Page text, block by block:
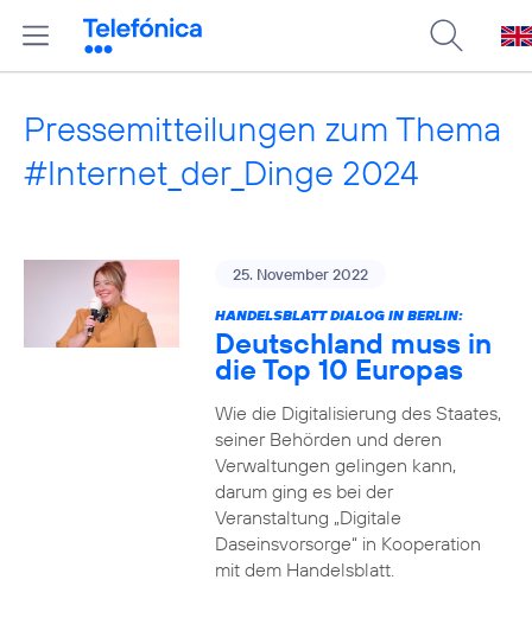
Pressemitteilungen zum Thema
#Internet_der_Dinge 2024
25. November 2022
HANDELSBLATT DIALOG IN BERLIN:
Deutschland muss in
die Top 10 Europas
Wie die Digitalisierung des Staates,
seiner Behörden und deren
Verwaltungen gelingen kann,
darum ging es bei der
Veranstaltung „Digitale
Daseinsvorsorge“ in Kooperation
mit dem Handelsblatt.